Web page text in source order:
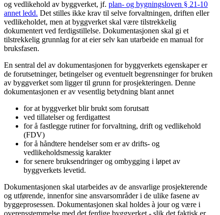
og vedlikehold av byggverket, jf. plan- og bygningsloven § 21-10
annet ledd. Det stilles ikke krav til selve forvaltningen, driften eller
vedlikeholdet, men at byggverket skal være tilstrekkelig
dokumentert ved ferdigstillelse. Dokumentasjonen skal gi et
tilstrekkelig grunnlag for at eier selv kan utarbeide en manual for
bruksfasen.
En sentral del av dokumentasjonen for byggverkets egenskaper er
de forutsetninger, betingelser og eventuelt begrensninger for bruken
av byggverket som ligger til grunn for prosjekteringen. Denne
dokumentasjonen er av vesentlig betydning blant annet
for at byggverket blir brukt som forutsatt
ved tillatelser og ferdigattest
for å fastlegge rutiner for forvaltning, drift og vedlikehold
(FDV)
for å håndtere hendelser som er av drifts- og
vedlikeholdsmessig karakter
for senere bruksendringer og ombygging i løpet av
byggverkets levetid.
Dokumentasjonen skal utarbeides av de ansvarlige prosjekterende
og utførende, innenfor sine ansvarsområder i de ulike fasene av
byggeprosessen. Dokumentasjonen skal holdes à jour og være i